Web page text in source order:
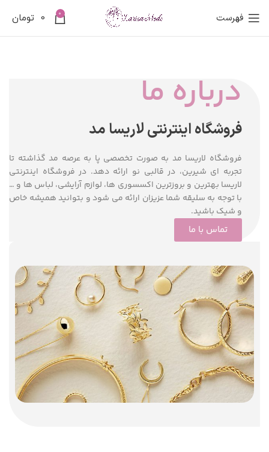
فهرست 0
0 تومان
درباره ما
فروشگاه اینترنتی لاریسا مد
فروشگاه لاریسا مد به صورت تخصصی پا به عرصه مد گذاشته تا
تجربه‌ ای شیرین، در قالبی نو ارائه دهد. در فروشگاه اینترنتی
لاریسا بهترین و بروزترین اکسسوری ها، لوازم آرایشی، لباس ها و …
با توجه به سلیقه شما عزیزان ارائه می شود و بتوانید همیشه خاص
و شیک باشید.
تماس با ما